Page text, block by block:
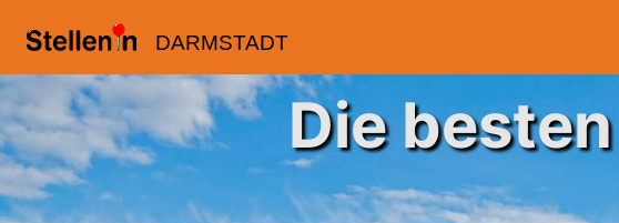
DARMSTADT
Die